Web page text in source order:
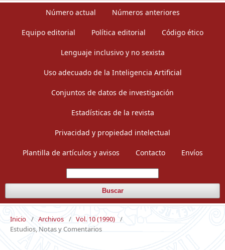
Número actual Números anteriores
Equipo editorial Política editorial Código ético
Lenguaje inclusivo y no sexista
Uso adecuado de la Inteligencia Artificial
Conjuntos de datos de investigación
Estadísticas de la revista
Privacidad y propiedad intelectual
Plantilla de artículos y avisos Contacto Envíos
Buscar
Inicio / Archivos / Vol. 10 (1990) /
Estudios, Notas y Comentarios